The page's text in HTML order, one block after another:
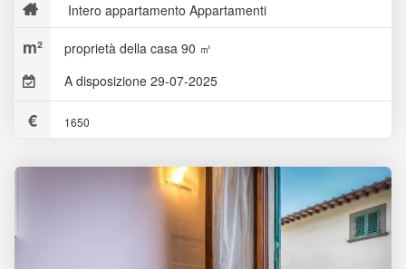
Intero appartamento Appartamenti
proprietà della casa 90 ㎡
A disposizione 29-07-2025
1650